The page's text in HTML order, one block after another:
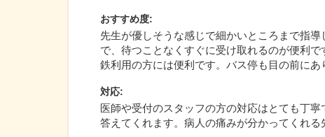
おすすめ度:
先生が優しそうな感じで細かいところまで指
で、待つことなくすぐに受け取れるのが便利
鉄利用の方には便利です。バス停も目の前にあ
対応:
医師や受付のスタッフの方の対応はとても丁
答えてくれます。病人の痛みが分かってくれる